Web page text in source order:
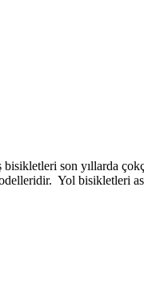
bisikletleri son yıllarda
Yol bisikletleri